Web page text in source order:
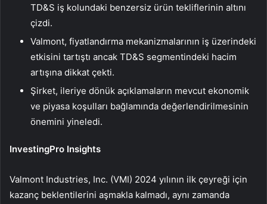
TD&S iş kolundaki benzersiz ürün tekliflerinin altını
çizdi.
Valmont, fiyatlandırma mekanizmalarının iş üzerindeki
etkisini tartıştı ancak TD&S segmentindeki hacim
artışına dikkat çekti.
Şirket, ileriye dönük açıklamaların mevcut ekonomik
ve piyasa koşulları bağlamında değerlendirilmesinin
önemini yineledi.
InvestingPro Insights
Valmont Industries, Inc. (VMI) 2024 yılının ilk çeyreği için
kazanç beklentilerini aşmakla kalmadı, aynı zamanda